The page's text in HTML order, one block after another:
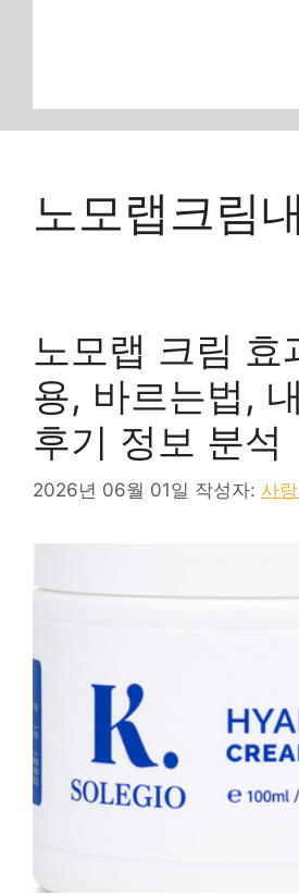
노모랩크림
노모랩 크림 효
용, 바르는법,
후기 정보 분석
2026년 06월 01일 작성자: 사